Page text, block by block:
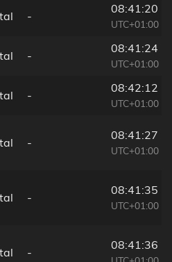
-
08:41:20
UTC+01:00
-
08:41:24
UTC+01:00
-
08:42:12
UTC+01:00
-
08:41:27
UTC+01:00
-
08:41:35
UTC+01:00
-
08:41:36